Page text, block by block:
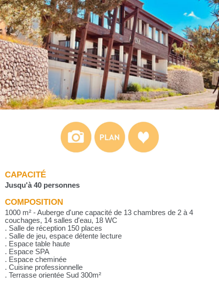
CAPACITÉ
Jusqu'à 40 personnes
COMPOSITION
1000 m² - Auberge d'une capacité de 13 chambres de 2 à 4
couchages, 14 salles d'eau, 18 WC
. Salle de réception 150 places
. Salle de jeu, espace détente lecture
. Espace table haute
. Espace SPA
. Espace cheminée
. Cuisine professionnelle
. Terrasse orientée Sud 300m²